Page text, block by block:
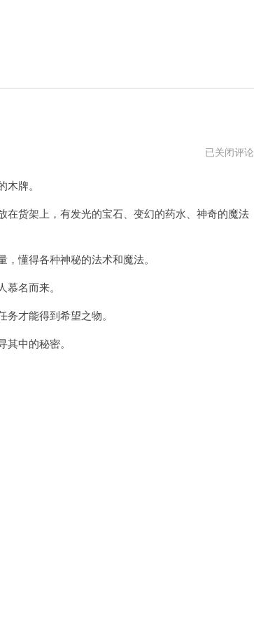
巨
脑
版
已关闭评论
牌。
货架上，有发光的宝石、变幻的药水、神奇的魔法
懂得各种神秘的法术和魔法。
名而来。
才能得到希望之物。
中的秘密。